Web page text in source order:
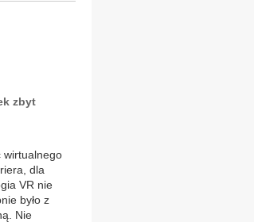
zbyt
wirtualnego
dla
VR nie
było z
Nie